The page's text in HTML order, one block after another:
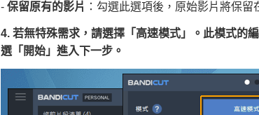
- 保留原有的影片 ：勾選此選項後，原始影片將保留
4. 若無特殊需求，請選擇「高速模式」。此模式的
選「開始」進入下一步。